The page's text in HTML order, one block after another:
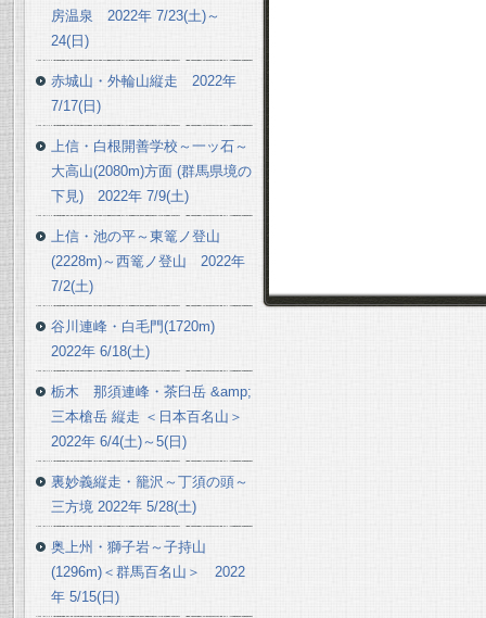
房温泉 2022年 7/23(土)～
24(日)
赤城山・外輪山縦走 2022年
7/17(日)
上信・白根開善学校～一ッ石～
大高山(2080m)方面 (群馬県境の
下見) 2022年 7/9(土)
上信・池の平～東篭ノ登山
(2228m)～西篭ノ登山 2022年
7/2(土)
谷川連峰・白毛門(1720m)
2022年 6/18(土)
栃木 那須連峰・茶臼岳 &amp;
三本槍岳 縦走 ＜日本百名山＞
2022年 6/4(土)～5(日)
裏妙義縦走・籠沢～丁須の頭～
三方境 2022年 5/28(土)
奥上州・獅子岩～子持山
(1296m)＜群馬百名山＞ 2022
年 5/15(日)